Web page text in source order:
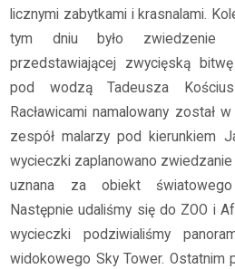
licznymi zabytkami i krasnalami.
tym dniu było zwiedzenie
przedstawiającej zwycięską
pod wodzą Tadeusza
Racławicami namalowany został
zespół malarzy pod kierunkiem
wycieczki zaplanowano zwiedzanie
uznana za obiekt światowego
Następnie udaliśmy się do ZOO i
wycieczki podziwialiśmy
widokowego Sky Tower. Ostatnim